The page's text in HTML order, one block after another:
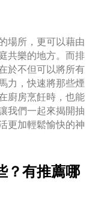
場所，更可以藉由
共樂的地方。而排
於不但可以將所有
力，快速將那些煙
廚房烹飪時，也能
我們一起來揭開抽
更加輕鬆愉快的神
？有推薦哪